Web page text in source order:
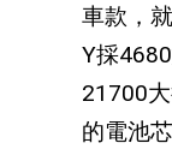
車款，
Y採4680
21700
的電池